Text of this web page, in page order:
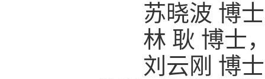
苏晓波 博
林 耿 博士
刘云刚 博